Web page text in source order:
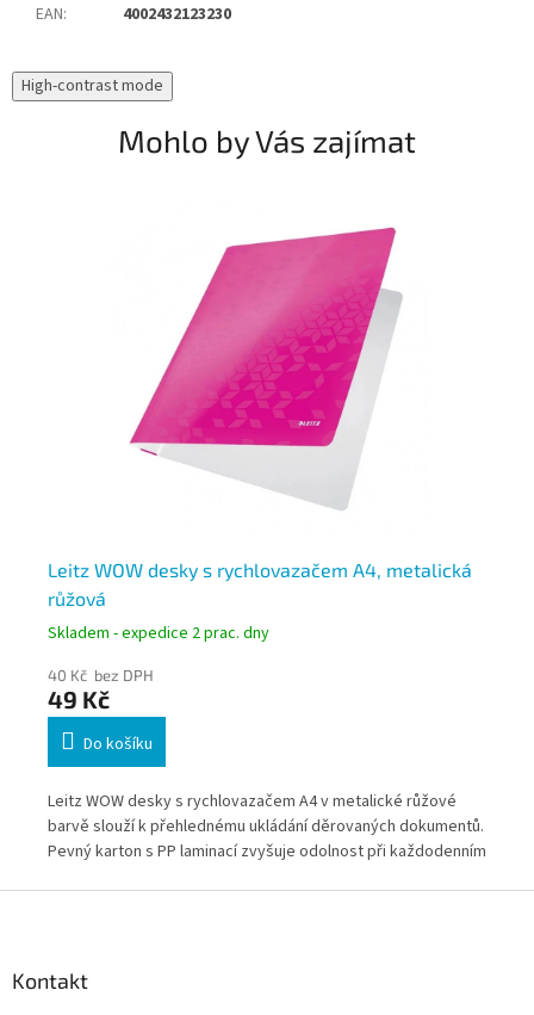
EAN: 4002432123230
High-contrast mode
Mohlo by Vás zajímat
Leitz WOW desky s rychlovazačem A4, metalická
růžová
Skladem - expedice 2 prac. dny
40 Kč bez DPH
49 Kč
Do košíku
Leitz WOW desky s rychlovazačem A4 v metalické růžové
barvě slouží k přehlednému ukládání děrovaných dokumentů.
Pevný karton s PP laminací zvyšuje odolnost při každodenním
Kontakt